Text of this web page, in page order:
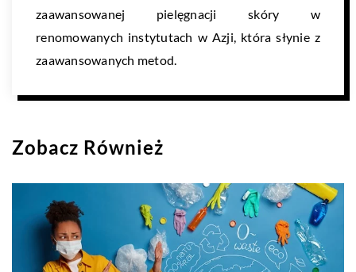
zaawansowanej pielęgnacji skóry w
renomowanych instytutach w Azji, która słynie z
zaawansowanych metod.
Zobacz Również